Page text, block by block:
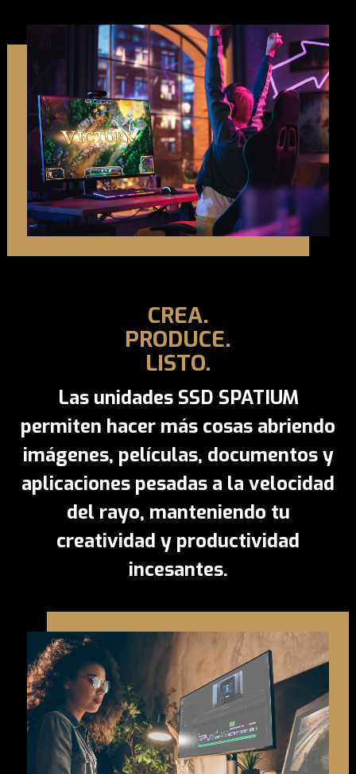
CREA.
PRODUCE.
LISTO.
Las unidades SSD SPATIUM
permiten hacer más cosas abriendo
imágenes, películas, documentos y
aplicaciones pesadas a la velocidad
del rayo, manteniendo tu
creatividad y productividad
incesantes.